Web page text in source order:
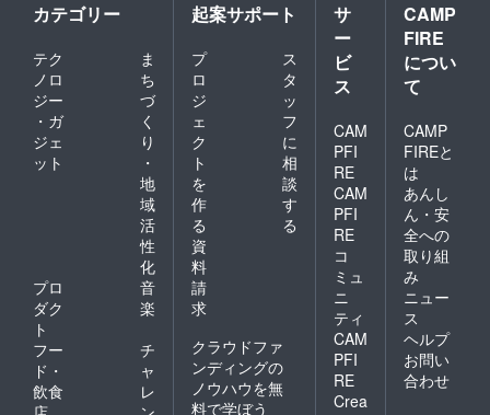
カテゴリー
テク
ノロ
ジー
・ガ
ジェ
ット
ま
ち
づ
く
り
・
地
域
活
性
化
プロ
ダク
ト
音
楽
フー
ド・
飲食
チ
ャ
レ
起案サポート
プ
ロ
ジ
ェ
ク
ト
を
作
る
ス
タ
ッ
フ
に
相
談
す
る
資
料
請
求
クラウドファ
ンディングの
ノウハウを無
料で学ぼう
サ
ー
ビ
ス
CAM
PFI
RE
CAM
PFI
RE
コ
ミュ
ニ
ティ
CAM
PFI
RE
Crea
CAMP
FIRE
につい
て
CAMP
FIREと
は
あんし
ん・安
全への
取り組
み
ニュー
ス
ヘルプ
お問い
合わせ